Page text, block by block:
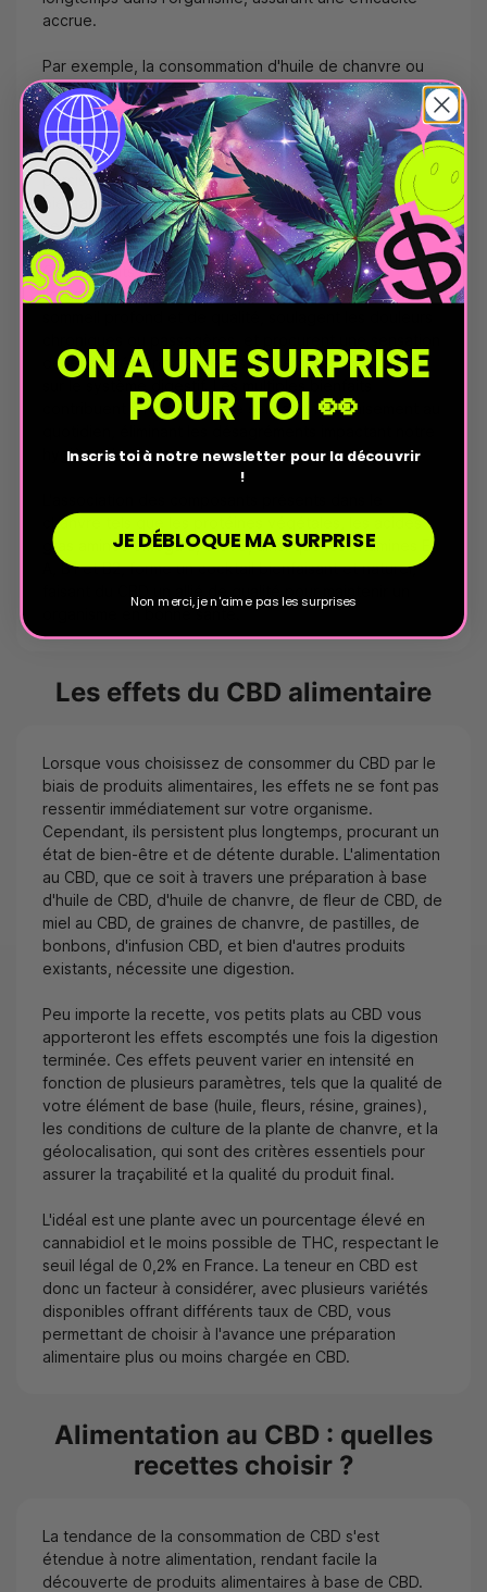
accrue.
Par exemple, la consommation d'huile de chanvre ou
de fleurs de CBD induit des effets immédiats mais de
courte durée. En revanche, avec les produits
alimentaires au CBD, les effets mettront plus de temps
à se manifester en raison de la digestion, mais ils
persisteront plus longtemps dans l'organisme. Les
bienfaits se font sentir, vous pouvez retrouver une
sensation de bien-être, de relaxation et d'apaisement.
Ces produits permettent également de stimuler
l'organisme pour une meilleure forme, favorisent un
de légèreté après les repas grâce à l'action du CBD
contribuent à retrouver une sensation d'apaisement au
hygiène de vie.
chanvre tels que les protéines végétales, les acides
gras aminés oméga 3, 6 et 9, ainsi que les vitamines E,
A, B1 et B2, forme un cocktail bienfaisant et naturel,
organisme en bonne santé.
Les effets du CBD alimentaire
Lorsque vous choisissez de consommer du CBD par le
biais de produits alimentaires, les effets ne se font pas
ressentir immédiatement sur votre organisme.
Cependant, ils persistent plus longtemps, procurant un
état de bien-être et de détente durable. L'alimentation
au CBD, que ce soit à travers une préparation à base
d'huile de CBD, d'huile de chanvre, de fleur de CBD, de
miel au CBD, de graines de chanvre, de pastilles, de
bonbons, d'infusion CBD, et bien d'autres produits
existants, nécessite une digestion.
Peu importe la recette, vos petits plats au CBD vous
apporteront les effets escomptés une fois la digestion
terminée. Ces effets peuvent varier en intensité en
fonction de plusieurs paramètres, tels que la qualité de
votre élément de base (huile, fleurs, résine, graines),
les conditions de culture de la plante de chanvre, et la
géolocalisation, qui sont des critères essentiels pour
assurer la traçabilité et la qualité du produit final.
L'idéal est une plante avec un pourcentage élevé en
cannabidiol et le moins possible de THC, respectant le
seuil légal de 0,2% en France. La teneur en CBD est
donc un facteur à considérer, avec plusieurs variétés
disponibles offrant différents taux de CBD, vous
permettant de choisir à l'avance une préparation
alimentaire plus ou moins chargée en CBD.
Alimentation au CBD : quelles
recettes choisir ?
La tendance de la consommation de CBD s'est
étendue à notre alimentation, rendant facile la
découverte de produits alimentaires à base de CBD.
ON A UNE SURPRISE
POUR TOI 👀
Inscris toi à notre newsletter pour la découvrir
!
JE DÉBLOQUE MA SURPRISE
Non merci, je n'aime pas les surprises